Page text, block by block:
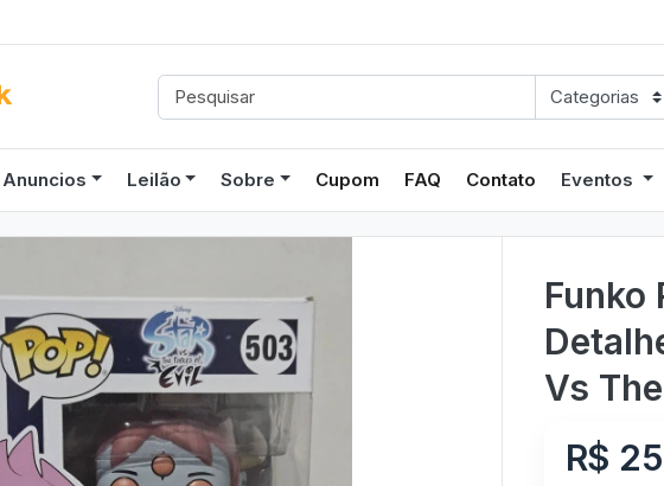
Anuncios Leilão Sobre Cupom FAQ Contato Eventos
Funko
Vs
R$